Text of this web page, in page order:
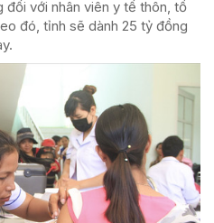
với nhân viên y tế thôn, tổ
đó, tỉnh sẽ dành 25 tỷ đồng